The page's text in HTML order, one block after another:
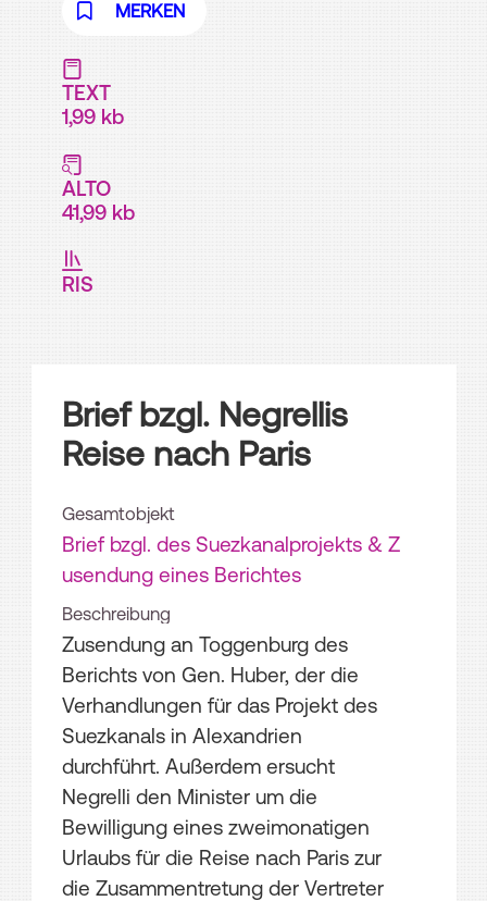
MERKEN
TEXT
1,99 kb
ALTO
41,99 kb
RIS
Brief bzgl. Negrellis
Reise nach Paris
Gesamtobjekt
Brief bzgl. des Suezkanalprojekts & Z
usendung eines Berichtes
Beschreibung
Zusendung an Toggenburg des
Berichts von Gen. Huber, der die
Verhandlungen für das Projekt des
Suezkanals in Alexandrien
durchführt. Außerdem ersucht
Negrelli den Minister um die
Bewilligung eines zweimonatigen
Urlaubs für die Reise nach Paris zur
die Zusammentretung der Vertreter